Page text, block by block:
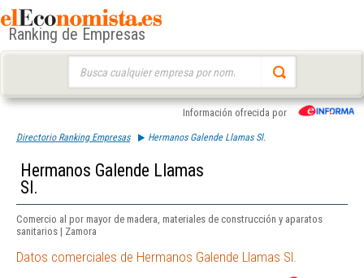
Ranking de Empresas
Información ofrecida por
Directorio Ranking Empresas Hermanos Galende Llamas Sl.
Hermanos Galende Llamas
Sl.
Comercio al por mayor de madera, materiales de construcción y aparatos
sanitarios | Zamora
Datos comerciales de Hermanos Galende Llamas Sl.